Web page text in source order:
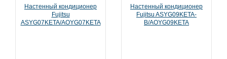
Настенный кондиционер
Fujitsu
ASYG07KETA/AOYG07KETA
Настенный кондиционер
Fujitsu ASYG09KETA-
B/AOYG09KETA